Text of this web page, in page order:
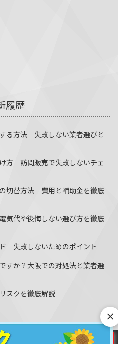
履歴
る方法｜失敗しない業者選びと
方｜訪問販売で失敗しないチェ
切替方法｜費用と補助金を徹底
気代や後悔しない選び方を徹底
｜失敗しないためのポイント
すか？大阪での対処法と業者選
スクを徹底解説
見積り 電話で相談
×
命 All Rights Reserved.